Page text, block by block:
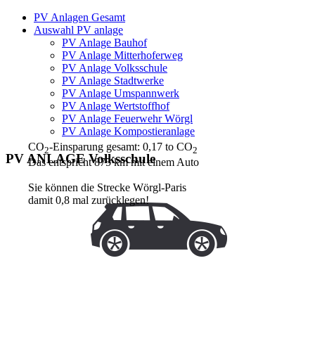
PV Anlagen Gesamt
Auswahl PV anlage
PV Anlage Bauhof
PV Anlage Mitterhoferweg
PV Anlage Volksschule
PV Anlage Stadtwerke
PV Anlage Umspannwerk
PV Anlage Wertstoffhof
PV Anlage Feuerwehr Wörgl
PV Anlage Kompostieranlage
PV ANLAGE Volksschule
CO2-Einsparung gesamt: 0,17 to CO2
Das entspricht 875 km mit einem Auto
Sie können die Strecke Wörgl-Paris
damit 0,8 mal zurücklegen!